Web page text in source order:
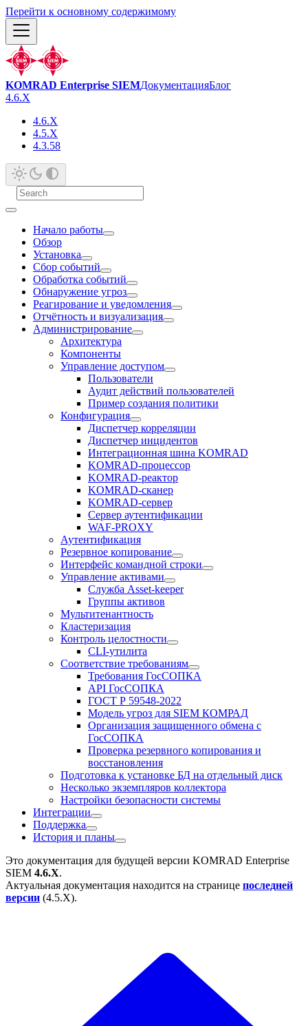
Перейти к основному содержимому
KOMRAD Enterprise SIEMДокументацияБлог
4.6.X
4.6.X
4.5.X
4.3.58
Начало работы
Обзор
Установка
Сбор событий
Обработка событий
Обнаружение угроз
Реагирование и уведомления
Отчётность и визуализация
Администрирование
Архитектура
Компоненты
Управление доступом
Пользователи
Аудит действий пользователей
Пример создания политики
Конфигурация
Диспетчер корреляции
Диспетчер инцидентов
Интеграционная шина KOMRAD
KOMRAD-процессор
KOMRAD-реактор
KOMRAD-сканер
KOMRAD-сервер
Сервер аутентификации
WAF-PROXY
Аутентификация
Резервное копирование
Интерфейс командной строки
Управление активами
Служба Asset-keeper
Группы активов
Мультитенантность
Кластеризация
Контроль целостности
CLI-утилита
Соответствие требованиям
Требования ГосСОПКА
API ГосСОПКА
ГОСТ Р 59548-2022
Модель угроз для SIEM КОМРАД
Организация защищенного обмена с
ГосСОПКА
Проверка резервного копирования и
восстановления
Подготовка к установке БД на отдельный диск
Несколько экземпляров коллектора
Настройки безопасности системы
Интеграции
Поддержка
История и планы
Это документация для будущей версии KOMRAD Enterprise
SIEM 4.6.X.
Актуальная документация находится на странице последней
версии (4.5.X).